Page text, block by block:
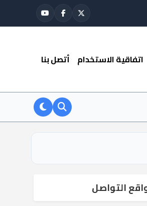
اتفاقية الاستخدام أتصل بنا
التواصل